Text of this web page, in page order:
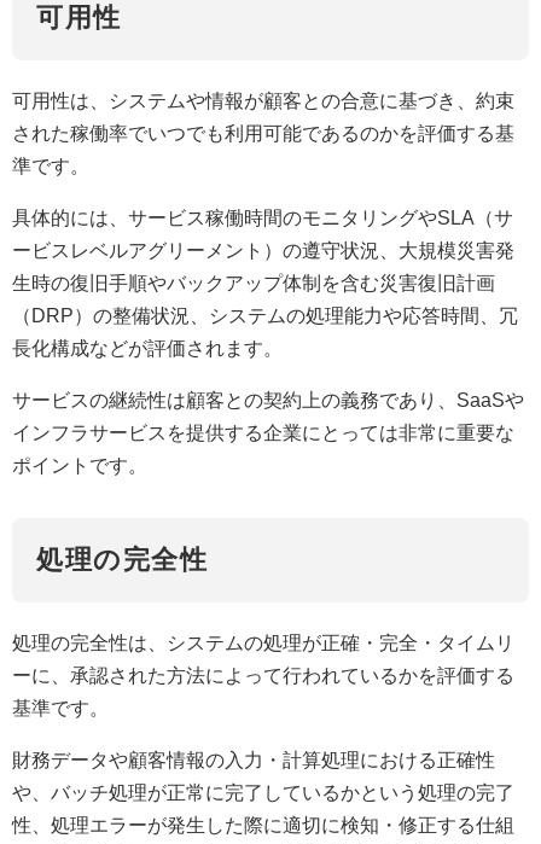
可用性
可用性は、システムや情報が顧客との合意に基づき、約束
された稼働率でいつでも利用可能であるのかを評価する基
準です。
具体的には、サービス稼働時間のモニタリングやSLA（サ
ービスレベルアグリーメント）の遵守状況、大規模災害発
生時の復旧手順やバックアップ体制を含む災害復旧計画
（DRP）の整備状況、システムの処理能力や応答時間、冗
長化構成などが評価されます。
サービスの継続性は顧客との契約上の義務であり、SaaSや
インフラサービスを提供する企業にとっては非常に重要な
ポイントです。
処理の完全性
処理の完全性は、システムの処理が正確・完全・タイムリ
ーに、承認された方法によって行われているかを評価する
基準です。
財務データや顧客情報の入力・計算処理における正確性
や、バッチ処理が正常に完了しているかという処理の完了
性、処理エラーが発生した際に適切に検知・修正する仕組